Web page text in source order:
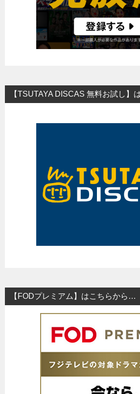
【TSUTAYA DISCAS 無料お試し】
【FODプレミアム】はこちらから…